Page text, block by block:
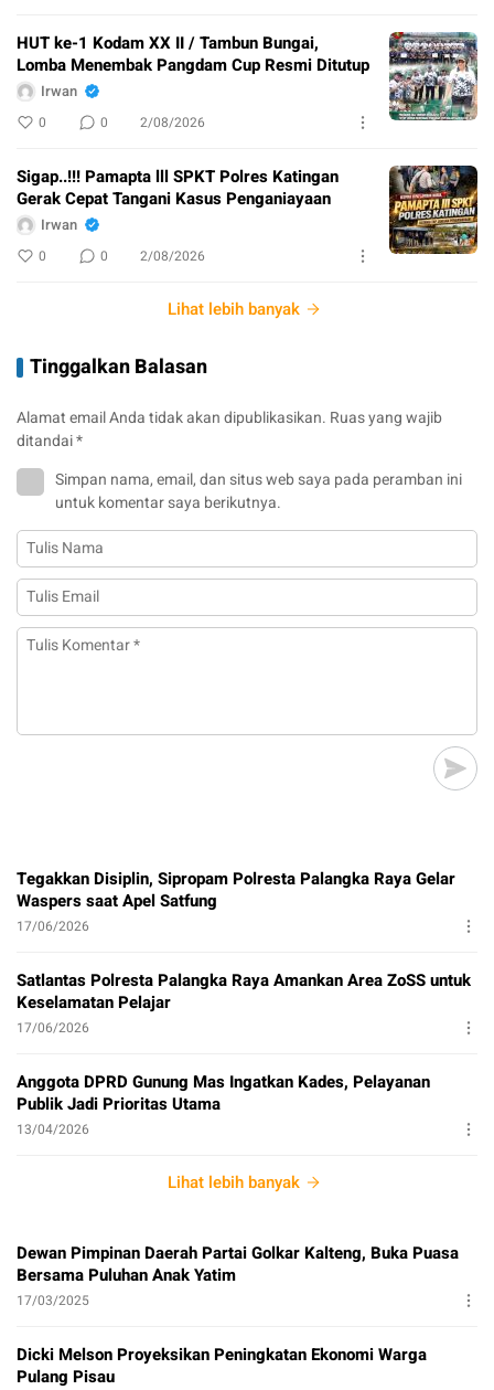
HUT ke-1 Kodam XX II / Tambun Bungai,
Lomba Menembak Pangdam Cup Resmi Ditutup
Irwan
0 0 2/08/2026
Sigap..!!! Pamapta lll SPKT Polres Katingan
Gerak Cepat Tangani Kasus Penganiayaan
Irwan
0 0 2/08/2026
Lihat lebih banyak
Tinggalkan Balasan
Alamat email Anda tidak akan dipublikasikan. Ruas yang wajib
ditandai*
Simpan nama, email, dan situs web saya pada peramban ini
untuk komentar saya berikutnya.
Tegakkan Disiplin, Sipropam Polresta Palangka Raya Gelar
Waspers saat Apel Satfung
17/06/2026
Satlantas Polresta Palangka Raya Amankan Area ZoSS untuk
Keselamatan Pelajar
17/06/2026
Anggota DPRD Gunung Mas Ingatkan Kades, Pelayanan
Publik Jadi Prioritas Utama
13/04/2026
Lihat lebih banyak
Dewan Pimpinan Daerah Partai Golkar Kalteng, Buka Puasa
Bersama Puluhan Anak Yatim
17/03/2025
Dicki Melson Proyeksikan Peningkatan Ekonomi Warga
Pulang Pisau